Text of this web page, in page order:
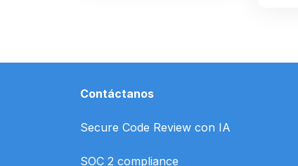
Contáctanos
Secure Code Review con IA
SOC 2 compliance